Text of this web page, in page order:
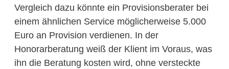
Vergleich dazu könnte ein Provisionsberater bei
einem ähnlichen Service möglicherweise 5.000
Euro an Provision verdienen. In der
Honorarberatung weiß der Klient im Voraus, was
ihn die Beratung kosten wird, ohne versteckte